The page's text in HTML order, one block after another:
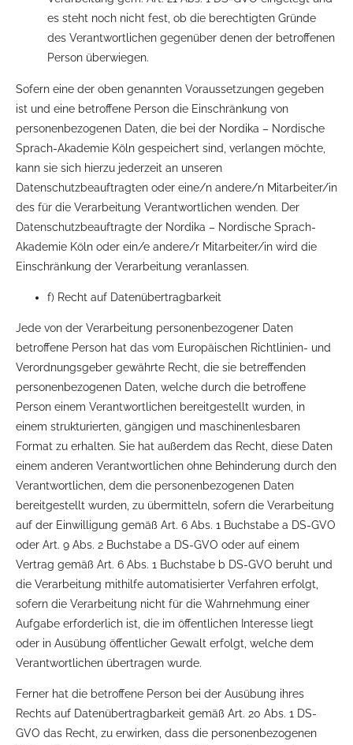
es steht noch nicht fest, ob die berechtigten Gründe
des Verantwortlichen gegenüber denen der betroffenen
Person überwiegen.
Sofern eine der oben genannten Voraussetzungen gegeben
ist und eine betroffene Person die Einschränkung von
personenbezogenen Daten, die bei der Nordika – Nordische
Sprach-Akademie Köln gespeichert sind, verlangen möchte,
kann sie sich hierzu jederzeit an unseren
Datenschutzbeauftragten oder eine/n andere/n Mitarbeiter/in
des für die Verarbeitung Verantwortlichen wenden. Der
Datenschutzbeauftragte der Nordika – Nordische Sprach-
Akademie Köln oder ein/e andere/r Mitarbeiter/in wird die
Einschränkung der Verarbeitung veranlassen.
f) Recht auf Datenübertragbarkeit
Jede von der Verarbeitung personenbezogener Daten
betroffene Person hat das vom Europäischen Richtlinien- und
Verordnungsgeber gewährte Recht, die sie betreffenden
personenbezogenen Daten, welche durch die betroffene
Person einem Verantwortlichen bereitgestellt wurden, in
einem strukturierten, gängigen und maschinenlesbaren
Format zu erhalten. Sie hat außerdem das Recht, diese Daten
einem anderen Verantwortlichen ohne Behinderung durch den
Verantwortlichen, dem die personenbezogenen Daten
bereitgestellt wurden, zu übermitteln, sofern die Verarbeitung
auf der Einwilligung gemäß Art. 6 Abs. 1 Buchstabe a DS-GVO
oder Art. 9 Abs. 2 Buchstabe a DS-GVO oder auf einem
Vertrag gemäß Art. 6 Abs. 1 Buchstabe b DS-GVO beruht und
die Verarbeitung mithilfe automatisierter Verfahren erfolgt,
sofern die Verarbeitung nicht für die Wahrnehmung einer
Aufgabe erforderlich ist, die im öffentlichen Interesse liegt
oder in Ausübung öffentlicher Gewalt erfolgt, welche dem
Verantwortlichen übertragen wurde.
Ferner hat die betroffene Person bei der Ausübung ihres
Rechts auf Datenübertragbarkeit gemäß Art. 20 Abs. 1 DS-
GVO das Recht, zu erwirken, dass die personenbezogenen